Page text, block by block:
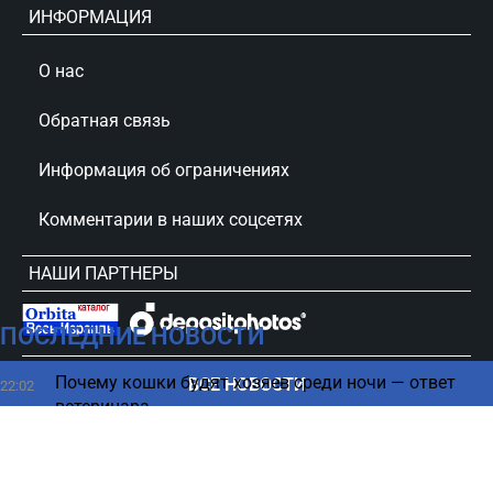
ПОСЛЕДНИЕ НОВОСТИ
22:02
Почему кошки будят хозяев среди ночи — ответ
ветеринара
ВСЕ НОВОСТИ
ИНФОРМАЦИЯ
О нас
Обратная связь
Информация об ограничениях
Комментарии в наших соцсетях
НАШИ ПАРТНЕРЫ
сursorinfo.co.il © Все права защищены